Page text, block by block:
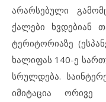
არარსებული
ქალები ხვდებიან
ტერიტორიაზე
ხალიფას 140-ე
სრულდება.
იმიტაცია ორივე